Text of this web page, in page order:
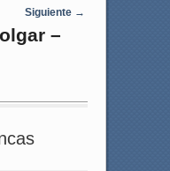
Siguiente →
–